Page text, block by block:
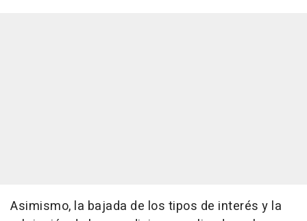
Asimismo, la bajada de los tipos de interés y la